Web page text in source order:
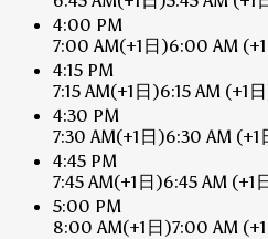
4:00 PM
7:00 AM(+1日)6:00 AM
4:15 PM
7:15 AM(+1日)6:15 AM (+1
4:30 PM
7:30 AM(+1日)6:30 AM (+1
4:45 PM
7:45 AM(+1日)6:45 AM (+1
5:00 PM
8:00 AM(+1日)7:00 AM